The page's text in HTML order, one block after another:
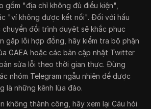
gồm "địa chỉ không đủ điều kiện",
"ví không được kết nối". Đối với hầu
chuyển đổi trình duyệt sẽ khắc phục
gặp lỗi hợp đồng, hãy kiểm tra bộ phận
GAEA hoặc các bản cập nhật Twitter
sửa lỗi theo thời gian thực. Đừng
nhóm Telegram ngẫu nhiên để được
là những kênh lừa đảo.
không thành công, hãy xem lại Câu hỏi